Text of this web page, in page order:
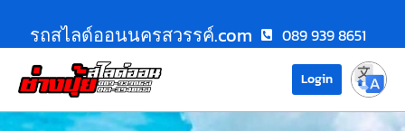
รถสไลด์ออนนครสวรรค์.com 089 939 8651
Login